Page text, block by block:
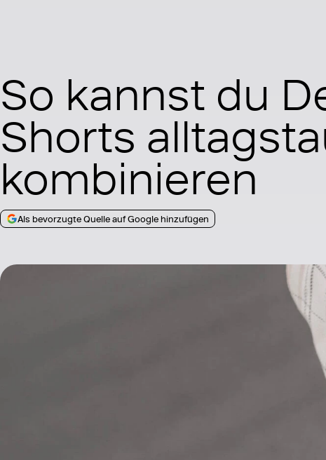
So kannst du
Shorts
kombinieren
Als bevorzugte Quelle auf Google hinzufügen